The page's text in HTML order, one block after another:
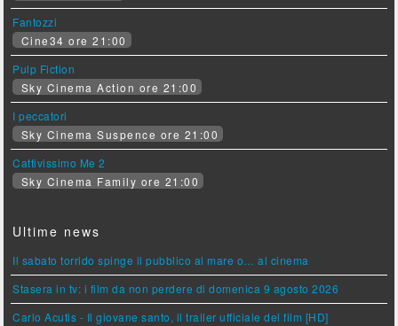
Fantozzi
Cine34 ore 21:00
Pulp Fiction
Sky Cinema Action ore 21:00
I peccatori
Sky Cinema Suspence ore 21:00
Cattivissimo Me 2
Sky Cinema Family ore 21:00
Ultime news
Il sabato torrido spinge il pubblico al mare o… al cinema
Stasera in tv: i film da non perdere di domenica 9 agosto 2026
Carlo Acutis - Il giovane santo, il trailer ufficiale del film [HD]